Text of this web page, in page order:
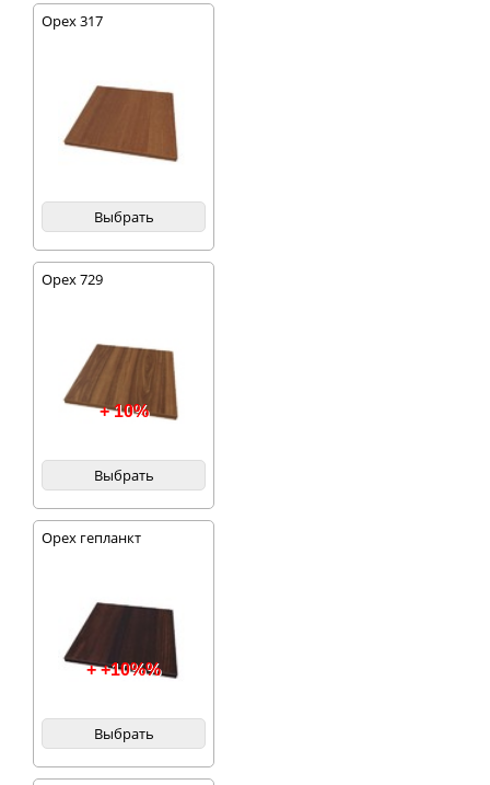
Орех 317
Выбрать
Орех 729
+ 10%
Выбрать
Орех гепланкт
+ +10%%
Выбрать